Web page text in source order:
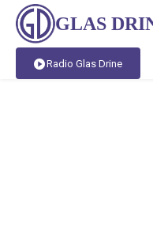
GLAS
Radio Glas Drine